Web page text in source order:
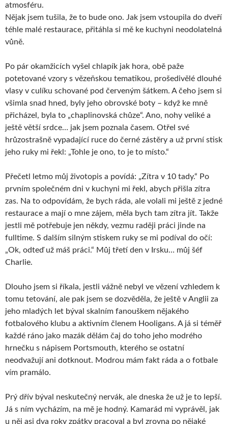
atmosféru.
Nějak jsem tušila, že to bude ono. Jak jsem vstoupila do dveří
téhle malé restaurace, přitáhla si mě ke kuchyni neodolatelná
vůně.
Po pár okamžicích vyšel chlapík jak hora, obě paže
potetované vzory s vězeňskou tematikou, prošedivělé dlouhé
vlasy v culíku schované pod červeným šátkem. A čeho jsem si
všimla snad hned, byly jeho obrovské boty – když ke mně
přicházel, byla to „chaplinovská chůze“. Ano, nohy veliké a
ještě větší srdce… jak jsem poznala časem. Otřel své
hrůzostrašně vypadající ruce do černé zástěry a už první stisk
jeho ruky mi řekl: „Tohle je ono, to je to místo.“
Přečetl letmo můj životopis a povídá: „Zítra v 10 tady.“ Po
prvním společném dni v kuchyni mi řekl, abych přišla zítra
zas. Na to odpovídám, že bych ráda, ale volali mi ještě z jedné
restaurace a mají o mne zájem, měla bych tam zítra jít. Takže
jestli mě potřebuje jen někdy, vezmu raději práci jinde na
fulltime. S dalším silným stiskem ruky se mi podíval do očí:
„Ok, odteď už máš práci.“ Můj třetí den v Irsku… můj šéf
Charlie.
Dlouho jsem si říkala, jestli vážně nebyl ve vězení vzhledem k
tomu tetování, ale pak jsem se dozvěděla, že ještě v Anglii za
jeho mladých let býval skalním fanouškem nějakého
fotbalového klubu a aktivním členem Hooligans. A já si téměř
každé ráno jako mazák dělám čaj do toho jeho modrého
hrnečku s nápisem Portsmouth, kterého se ostatní
neodvažují ani dotknout. Modrou mám fakt ráda a o fotbale
vím pramálo.
Prý dřív býval neskutečný nervák, ale dneska že už je to lepší.
Já s ním vycházím, na mě je hodný. Kamarád mi vyprávěl, jak
u něj asi dva roky zpátky pracoval a byl zrovna po nějaké